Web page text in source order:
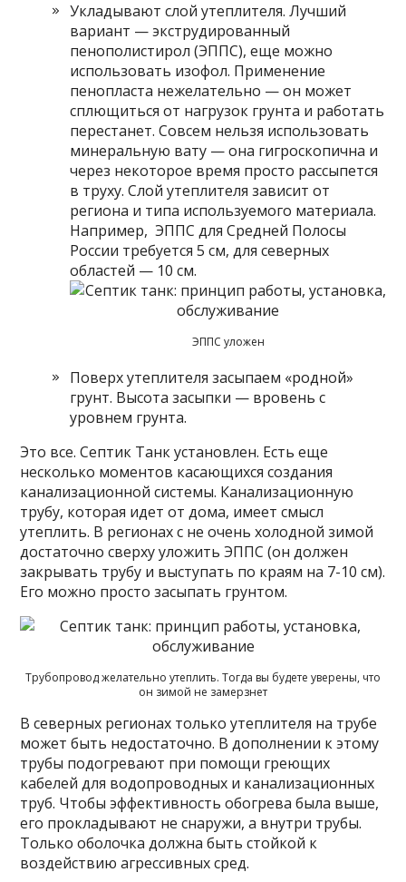
Укладывают слой утеплителя. Лучший
вариант — экструдированный
пенополистирол (ЭППС), еще можно
использовать изофол. Применение
пенопласта нежелательно — он может
сплющиться от нагрузок грунта и работать
перестанет. Совсем нельзя использовать
минеральную вату — она гигроскопична и
через некоторое время просто рассыпется
в труху. Слой утеплителя зависит от
региона и типа используемого материала.
Например, ЭППС для Средней Полосы
России требуется 5 см, для северных
областей — 10 см.
ЭППС уложен
Поверх утеплителя засыпаем «родной»
грунт. Высота засыпки — вровень с
уровнем грунта.
Это все. Септик Танк установлен. Есть еще
несколько моментов касающихся создания
канализационной системы. Канализационную
трубу, которая идет от дома, имеет смысл
утеплить. В регионах с не очень холодной зимой
достаточно сверху уложить ЭППС (он должен
закрывать трубу и выступать по краям на 7-10 см).
Его можно просто засыпать грунтом.
Трубопровод желательно утеплить. Тогда вы будете уверены, что
он зимой не замерзнет
В северных регионах только утеплителя на трубе
может быть недостаточно. В дополнении к этому
трубы подогревают при помощи греющих
кабелей для водопроводных и канализационных
труб. Чтобы эффективность обогрева была выше,
его прокладывают не снаружи, а внутри трубы.
Только оболочка должна быть стойкой к
воздействию агрессивных сред.